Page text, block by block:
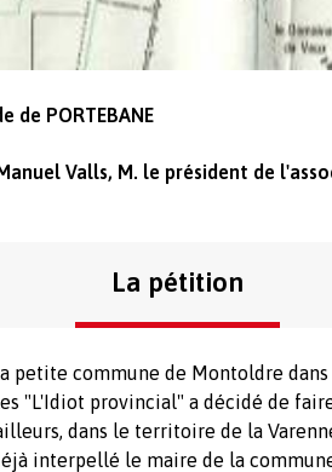
de PORTEBANE
Valls, M. le président de
La pétition
petite commune de Montoldre
"L'Idiot provincial" a décidé de
dans le territoire de la
interpellé le maire de la